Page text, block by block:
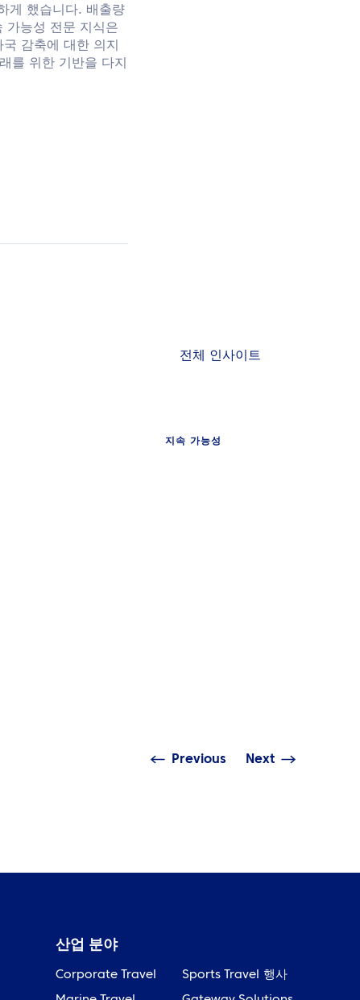
게 했습니다. 배출량
가능성 전문 지식은
감축에 대한 의지
를 위한 기반을 다지
전체 인사이트
지속 가능성
Previous Next
산업 분야
Corporate Travel Sports Travel 행사